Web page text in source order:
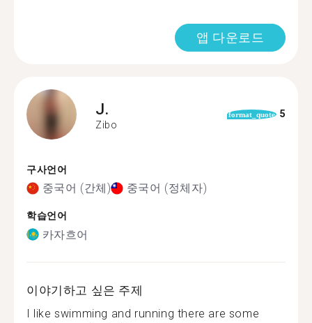
앱 다운로드
J.
Zibo
format_quote 5
구사언어
중국어 (간체) 중국어 (정체자)
학습언어
카자흐어
이야기하고 싶은 주제
I like swimming and running there are some